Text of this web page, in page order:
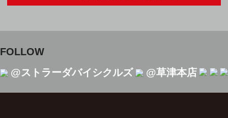
FOLLOW
@ストラーダバイシクルズ
@草津本店